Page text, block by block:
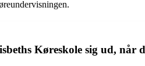
Køreskole sig ud, når